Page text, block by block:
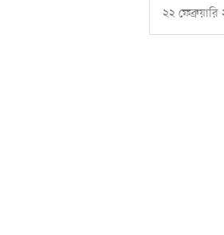
২২